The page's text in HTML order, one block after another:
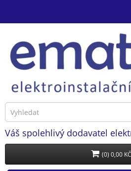
Váš spolehlivý dodavatel
(0) 0,00 KČ